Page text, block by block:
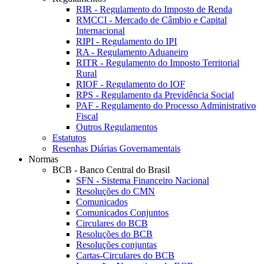
RIR - Regulamento do Imposto de Renda
RMCCI - Mercado de Câmbio e Capital
Internacional
RIPI - Regulamento do IPI
RA - Regulamento Aduaneiro
RITR - Regulamento do Imposto Territorial
Rural
RIOF - Regulamento do IOF
RPS - Regulamento da Previdência Social
PAF - Regulamento do Processo Administrativo
Fiscal
Outros Regulamentos
Estatutos
Resenhas Diárias Governamentais
Normas
BCB - Banco Central do Brasil
SFN - Sistema Financeiro Nacional
Resoluções do CMN
Comunicados
Comunicados Conjuntos
Circulares do BCB
Resoluções do BCB
Resoluções conjuntas
Cartas-Circulares do BCB